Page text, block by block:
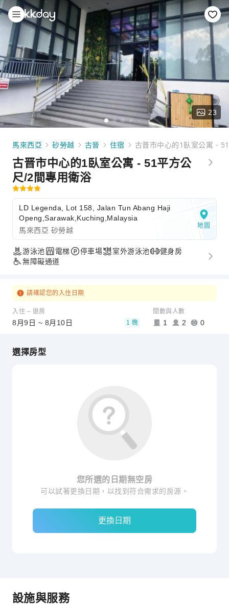
23
馬來西亞 砂勞越 古晉 住宿 古晋市中心的1臥室公寓 -
古晋市中心的1臥室公寓 - 51平方公
尺/2間專用衛浴
LD Legenda, Lot 158, Jalan Tun Abang Haji
Openg,Sarawak,Kuching,Malaysia
馬來西亞 砂勞越
地圖
游泳池 電梯 停車場 室外游泳池
健身房
無障礙通道
請確認您的入住日期
入住 – 退房
8月9日 ~ 8月10日 1 晚
間數與人數
1 2 0
選擇房型
您所選的日期無空房
可以試著更換日期，以找到符合需求的房源。
更換日期
設施與服務